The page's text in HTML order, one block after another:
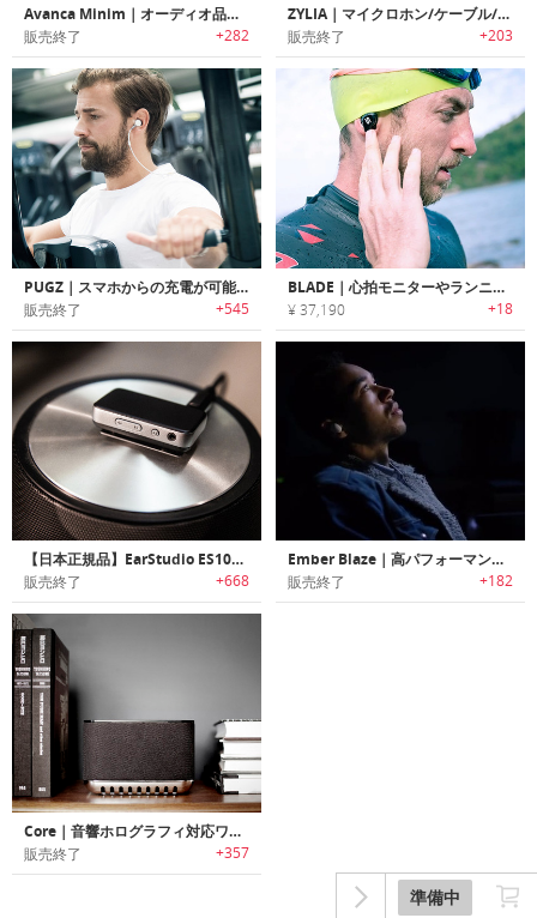
準備中
Avanca Minim｜オーディオ品質/クラフトマンシップ/デザインが完璧なバランスで調和したワイヤレスイヤホン「アバンカミニム」
販売終了 +282
ZYLIA｜マイクロホン/ケーブル/ミキサーを1つのコンパクトなデバイスに集約したポータブルレコーディングスタジオ「ジリア」
販売終了 +203
PUGZ｜スマホからの充電が可能なワイヤレスイヤホン「パグズ」
販売終了 +545
BLADE｜心拍モニターやランニングフォーム改善も可能なA.I搭載スポーツワイヤレスイヤホン「ブレード」
¥ 37,190 +18
【日本正規品】EarStudio ES100｜スタジオ品質の24ビットハイレゾオーディオを提供するBluetoothレシーバー「イヤースタジオ」
販売終了 +668
Ember Blaze｜高パフォーマンス/高品質サウンド・スタイリッシュデザインのインイヤーイヤホン「「エンバーブレイズ」
販売終了 +182
Core｜音響ホログラフィ対応ワイヤレススピーカー
販売終了 +357